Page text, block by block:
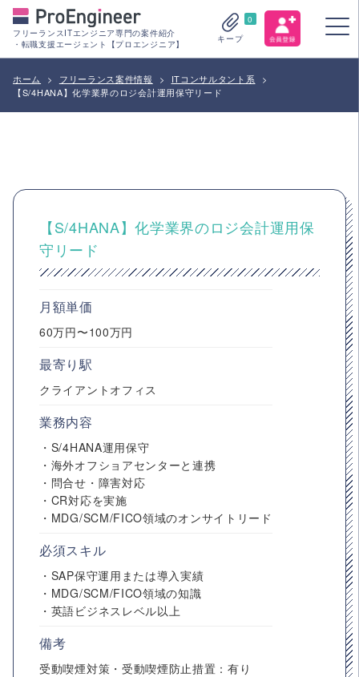
フリーランスITエンジニア専門の案件紹介
・転職支援エージェント【プロエンジニア】
0
キープ
ホーム > フリーランス案件情報 > ITコンサルタント系
>
【S/4HANA】化学業界のロジ会計運用保守リード
【S/4HANA】化学業界のロジ会計運用保
守リード
月額単価
60万円〜100万円
最寄り駅
クライアントオフィス
業務内容
・S/4HANA運用保守
・海外オフショアセンターと連携
・問合せ・障害対応
・CR対応を実施
・MDG/SCM/FICO領域のオンサイトリード
必須スキル
・SAP保守運用または導入実績
・MDG/SCM/FICO領域の知識
・英語ビジネスレベル以上
備考
受動喫煙対策・受動喫煙防止措置：有り